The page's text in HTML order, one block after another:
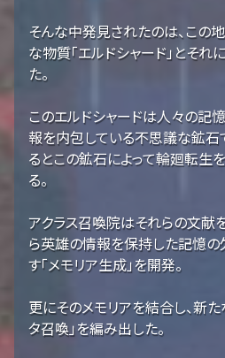
そんな中発見されたのは、この
な物質「エルドシャード」とそ
た。
このエルドシャードは人々の記
報を内包している不思議な鉱石
るとこの鉱石によって輪廻転生
る。
アクラス召喚院はそれらの文献
ら英雄の情報を保持した記憶の
す「メモリア生成」を開発。
更にそのメモリアを結合し、新
タ召喚」を編み出した。